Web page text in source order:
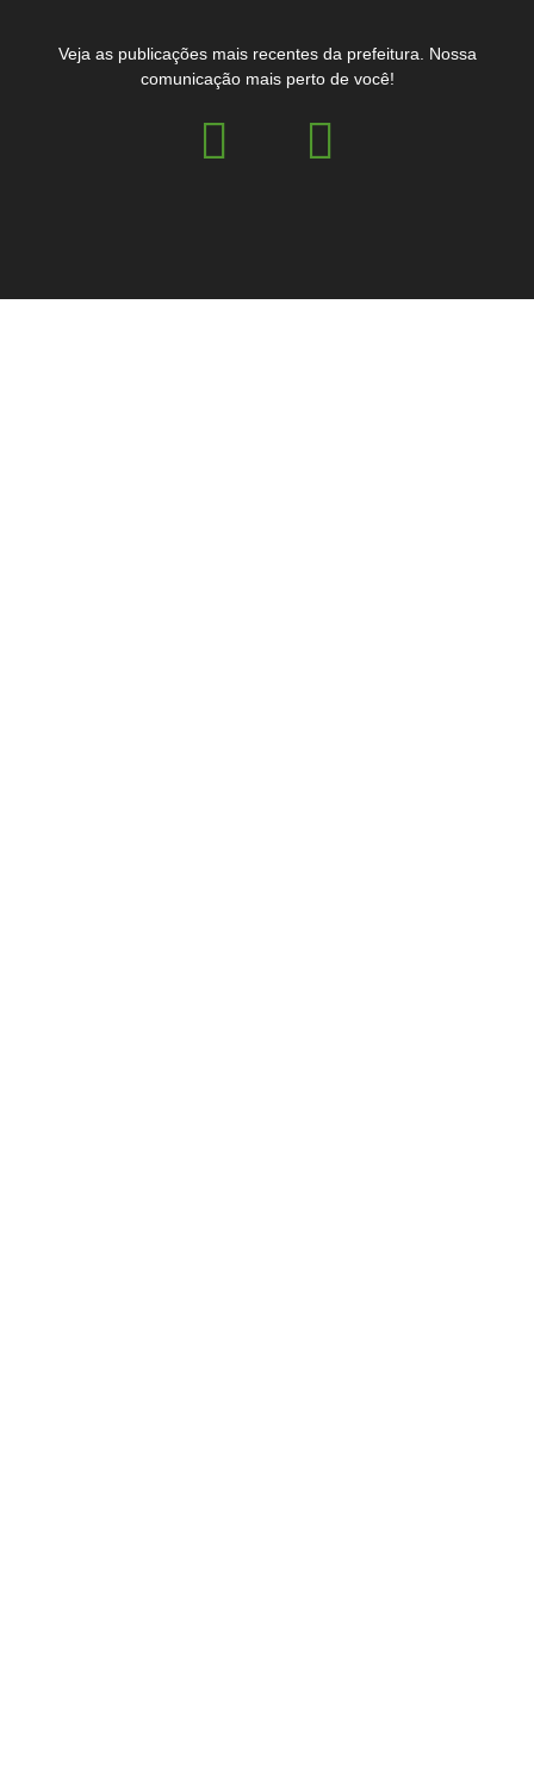
Veja as publicações mais recentes da prefeitura. Nossa
comunicação mais perto de você!